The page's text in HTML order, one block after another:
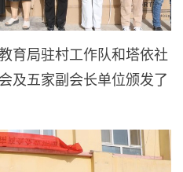
育局驻村工作队和塔依社
及五家副会长单位颁发了